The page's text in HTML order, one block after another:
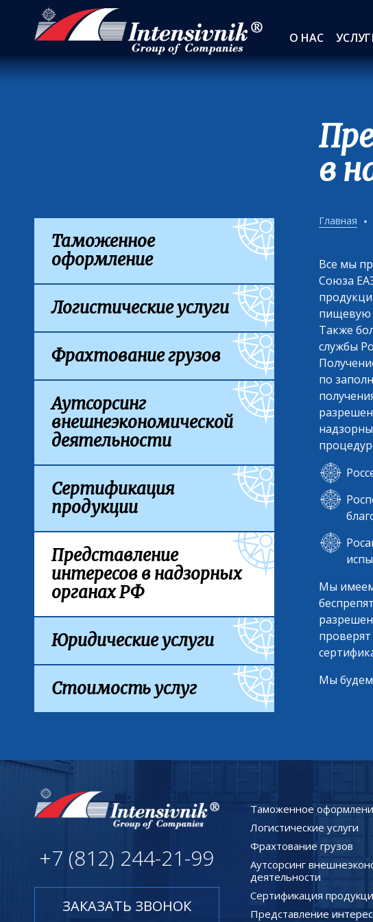
О НАС
в
Таможенное
оформление
Логистические услуги
Фрахтование грузов
Аутсорсинг
внешнеэкономической
деятельности
Сертификация
продукции
Представление
интересов в надзорных
органах РФ
Юридические услуги
Стоимость услуг
Главная
Все мы
Союза
пищевую
Также
службы
по
Мы имеем
Мы
+7 (812) 244-21-99
ЗАКАЗАТЬ ЗВОНОК
Таможенное
Логистические услуги
Фрахтование грузов
Аутсорсинг
деятельности
Сертификация
Представление